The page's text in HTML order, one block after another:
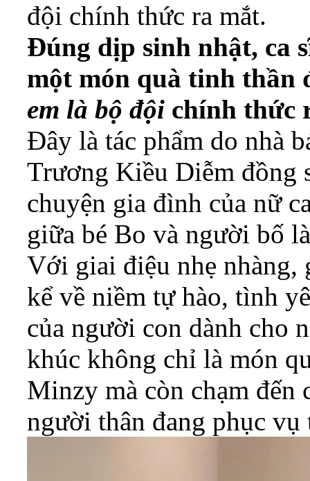
đội chính thức ra mắt.
Đúng dịp sinh nhật, ca
một món quà tinh thần
em là bộ đội chính thức
Đây là tác phẩm do nhà
Trương Kiều Diễm đồng
chuyện gia đình của nữ
giữa bé Bo và người bố
Với giai điệu nhẹ nhàng,
kể về niềm tự hào, tình
của người con dành cho
khúc không chỉ là món
Minzy mà còn chạm đến
người thân đang phục